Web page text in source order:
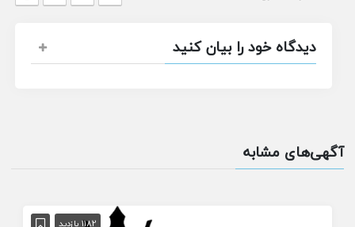
دیدگاه خود را بیان کنید
آگهی‌های مشابه
1182 بازدید